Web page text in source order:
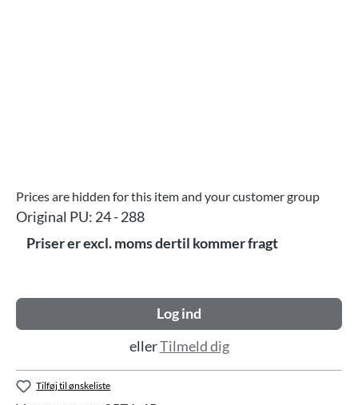
Prices are hidden for this item and your customer group
Original PU: 24 - 288
Priser er excl. moms dertil kommer fragt
Log ind
ellerTilmeld dig
Tilføj til ønskeliste